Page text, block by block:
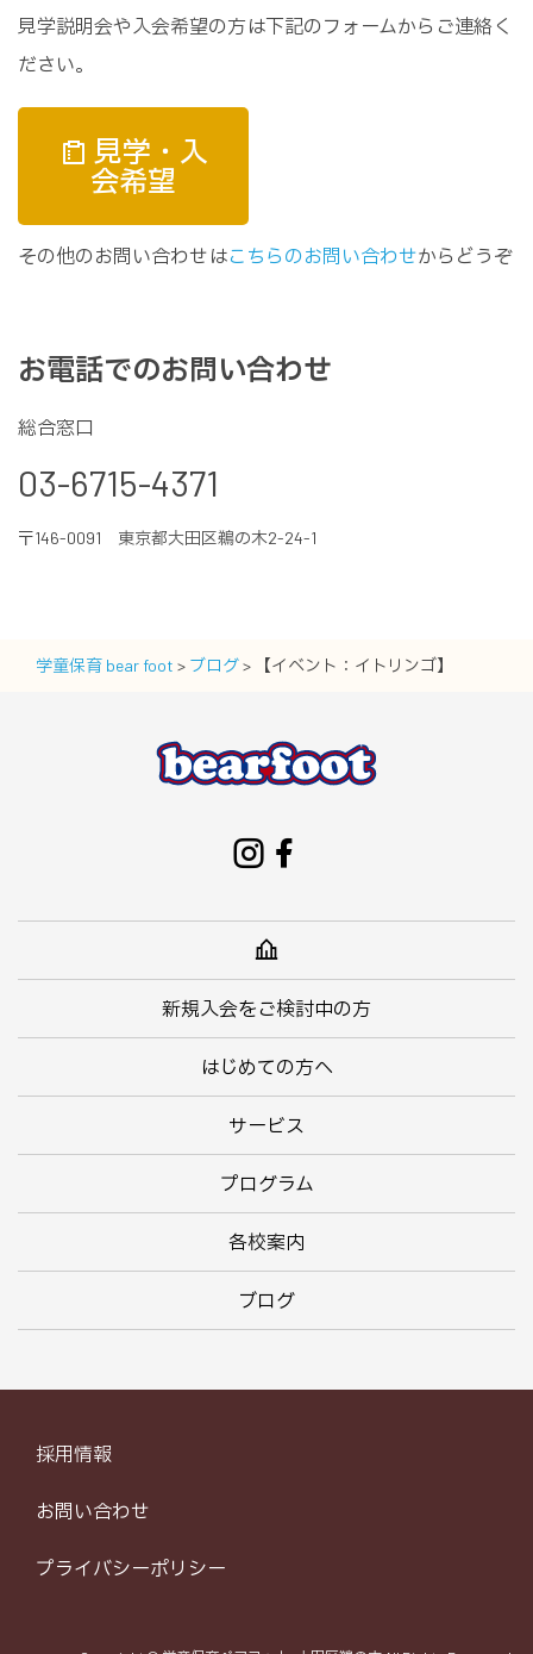
見学説明会や入会希望の方は下記のフォームからご連絡く
ださい。
見学・入
会希望
その他のお問い合わせはこちらのお問い合わせからどうぞ
お電話でのお問い合わせ
総合窓口
03-6715-4371
〒146-0091 東京都大田区鵜の木2-24-1
学童保育 bear foot > ブログ> 【イベント：イトリンゴ】
新規入会をご検討中の方
はじめての方へ
サービス
プログラム
各校案内
ブログ
採用情報
お問い合わせ
プライバシーポリシー